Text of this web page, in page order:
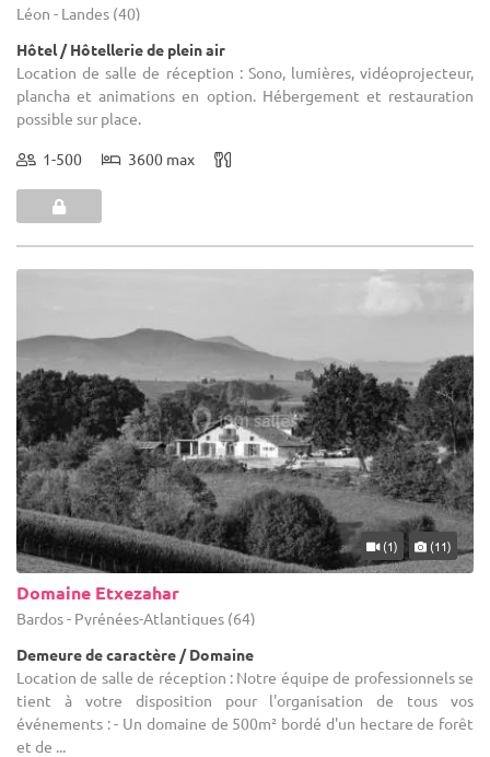
Léon - Landes (40)
Hôtel / Hôtellerie de plein air
Location de salle de réception : Sono, lumières, vidéoprojecteur,
plancha et animations en option. Hébergement et restauration
possible sur place.
1-500 3600 max
(1) (11)
Domaine Etxezahar
Bardos - Pyrénées-Atlantiques (64)
Demeure de caractère / Domaine
Location de salle de réception : Notre équipe de professionnels se
tient à votre disposition pour l'organisation de tous vos
événements : - Un domaine de 500m² bordé d'un hectare de forêt
et de ...